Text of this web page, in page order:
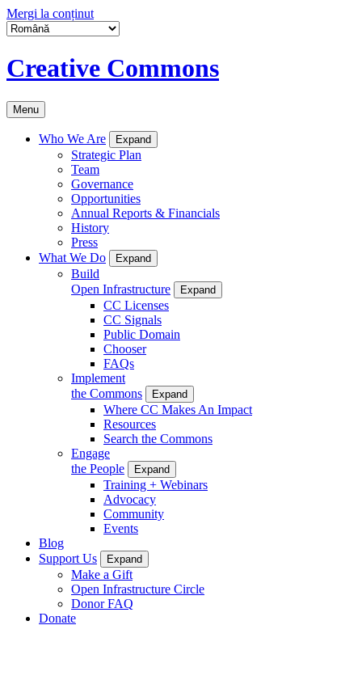
Mergi la conținut
Creative Commons
Menu
Who We Are Expand
Strategic Plan
Team
Governance
Opportunities
Annual Reports & Financials
History
Press
What We Do
Expand
Build
Open Infrastructure
Expand
CC Licenses
CC Signals
Public Domain
Chooser
FAQs
Implement
the Commons
Expand
Where CC Makes An Impact
Resources
Search the Commons
Engage
the People
Expand
Training + Webinars
Advocacy
Community
Events
Blog
Support Us
Expand
Make a Gift
Open Infrastructure Circle
Donor FAQ
Donate